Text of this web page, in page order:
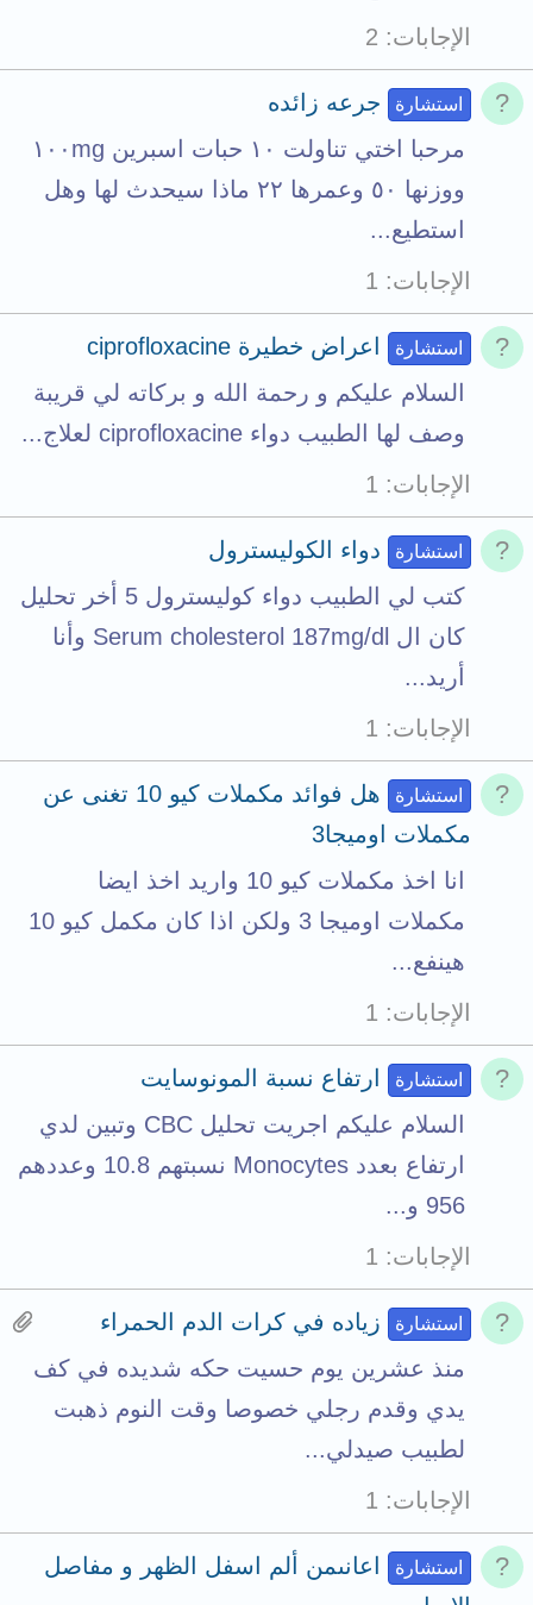
الإجابات
2
استشارة
جرعه زائده
مرحبا اختي تناولت ١٠ حبات اسبرين ١٠٠mg
ووزنها ٥٠ وعمرها ٢٢ ماذا سيحدث لها وهل
استطيع...
الإجابات
1
استشارة
اعراض خطيرة ciprofloxacine
السلام عليكم و رحمة الله و بركاته لي قريبة
وصف لها الطبيب دواء ciprofloxacine لعلاج...
الإجابات
1
استشارة
دواء الكوليسترول
كتب لي الطبيب دواء كوليسترول 5 أخر تحليل
كان ال Serum cholesterol 187mg/dl وأنا
أريد...
الإجابات
1
استشارة
هل فوائد مكملات كيو 10 تغنى عن
مكملات اوميجا3
انا اخذ مكملات كيو 10 واريد اخذ ايضا
مكملات اوميجا 3 ولكن اذا كان مكمل كيو 10
هينفع...
الإجابات
1
استشارة
ارتفاع نسبة المونوسايت
السلام عليكم اجريت تحليل CBC وتبين لدي
ارتفاع بعدد Monocytes نسبتهم 10.8 وعددهم
956 و...
الإجابات
1
استشارة
زياده في كرات الدم الحمراء
منذ عشرين يوم حسيت حكه شديده في كف
يدي وقدم رجلي خصوصا وقت النوم ذهبت
لطبيب صيدلي...
الإجابات
1
استشارة
اعانىمن ألم اسفل الظهر و مفاصل